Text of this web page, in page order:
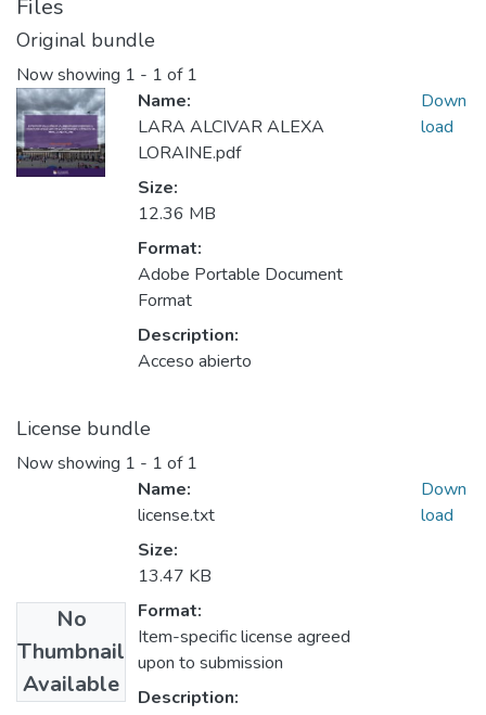
Files
Original bundle
Now showing 1 - 1 of 1
Name:
LARA ALCIVAR ALEXA
LORAINE.pdf
Size:
12.36 MB
Format:
Adobe Portable Document
Format
Description:
Acceso abierto
Down
load
License bundle
Now showing 1 - 1 of 1
No
Thumbnail
Available
Name:
license.txt
Size:
13.47 KB
Format:
Item-specific license agreed
upon to submission
Description:
Down
load